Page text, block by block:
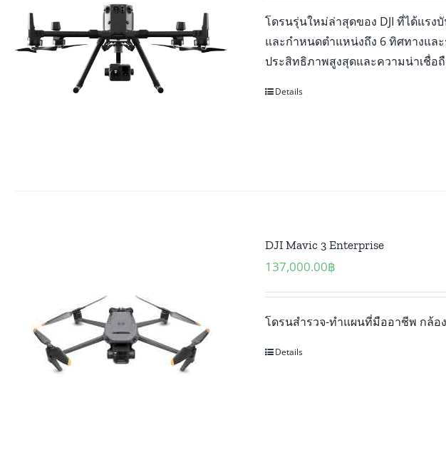
โดรนรุ่นใหม่ล่าสุดของ DJI ที่ได้แร
และกำหนดตำแหน่งถึง 6 ทิศทางแล
ประสิทธิภาพสูงสุดและความน่าเชื่อ
Details
DJI Mavic 3 Enterprise
137,000.00฿
โดรนสำรวจ-ทำแผนที่มืออาชีพ กล้อง
Details